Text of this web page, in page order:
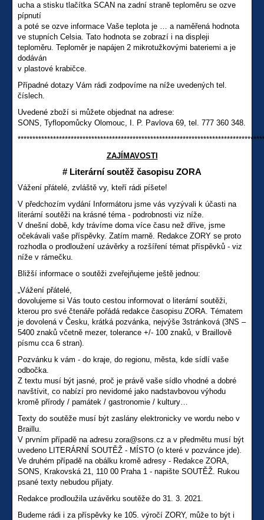
ucha a stisku tlačítka SCAN na zadní straně teploměru se ozve
pípnutí
a poté se ozve informace Vaše teplota je … a naměřená hodnota
ve stupních Celsia. Tato hodnota se zobrazí i na displeji
teploměru. Teploměr je napájen 2 mikrotužkovými bateriemi a je
dodáván
v plastové krabičce.
Případné dotazy Vám rádi zodpovíme na níže uvedených tel.
číslech.
Uvedené zboží si můžete objednat na adrese:
SONS, Tyflopomůcky Olomouc, I. P. Pavlova 69, tel. 777 360 348.
ZAJÍMAVOSTI
# Literární soutěž časopisu ZORA
Vážení přátelé, zvláště vy, kteří rádi píšete!
V předchozím vydání Informátoru jsme vás vyzývali k účasti na
literární soutěži na krásné téma - podrobnosti viz níže.
V dnešní době, kdy trávíme doma více času než dříve, jsme
očekávali vaše příspěvky. Zatím marně. Redakce ZORY se proto
rozhodla o prodloužení uzávěrky a rozšíření témat příspěvků - viz
níže v rámečku.
Bližší informace o soutěži zveřejňujeme ještě jednou:
„Vážení přátelé,
dovolujeme si Vás touto cestou informovat o literární soutěži,
kterou pro své čtenáře pořádá redakce časopisu ZORA. Tématem
je dovolená v Česku, krátká pozvánka, nejvýše 3stránková (3NS –
5400 znaků včetně mezer, tolerance +/- 100 znaků, v Braillově
písmu cca 6 stran).
Pozvánku k vám - do kraje, do regionu, města, kde sídlí vaše
odbočka.
Z textu musí být jasné, proč je právě vaše sídlo vhodné a dobré
navštívit, co nabízí pro nevidomé jako nadstavbovou výhodu
kromě přírody / památek / gastronomie / kultury…
Texty do soutěže musí být zaslány elektronicky ve wordu nebo v
Braillu.
V prvním případě na adresu zora@sons.cz a v předmětu musí být
uvedeno LITERÁRNÍ SOUTĚŽ - MÍSTO (o které v pozvánce jde).
Ve druhém případě na obálku kromě adresy - Redakce ZORA,
SONS, Krakovská 21, 110 00 Praha 1 - napište SOUTĚŽ. Rukou
psané texty nebudou přijaty.
Redakce prodloužila uzávěrku soutěže do 31. 3. 2021.
Budeme rádi i za příspěvky ke 105. výročí ZORY, může to být i